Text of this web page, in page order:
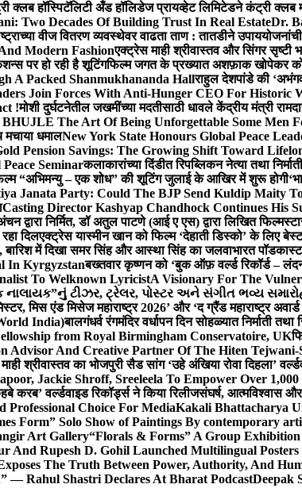
क्लब हॉस्पिटॅलिटी अँड हॉलिडेज प्रायव्हेट लिमिटेडने कंट्री क्लब
Two Decades Of Building Trust In Real EstateDr.
वीज वितरण व्यवस्थेवर वाढता ताण : तातडीने
Modern Fashionएक्ट्रेस माही श्रीवास्तव और सिंगर सृष्टी
पर हो रही है शूटिंगफिल्म जगत के प्रख्यात अशफ़ाक खोपेकर को
A Packed Shanmukhananda Hallराहुल देशपांडे की
Join Forces With Anti-Hunger CEO For Historic
!मोशी दुर्घटनेतील जखमींच्या मदतीसाठी धावले केंद्रीय मंत्री
The Art Of Being Unforgettable Some Men
मचाया धमालNew York State Honours Global Peace
Pension Savings: The Growing Shift Toward
Seminarकलाकारांच्या दिंडीत रिपब्लिकन नेत्या तथा
“अभिमन्यु – एक शोध” की शूटिंग जुलाई के आखिर में शुरू होगी
Janata Party: Could The BJP Send Kuldip Maity
Casting Director Kashyap Chandhock Continues His
द्वारा निर्मित, डॉ अतुल पाटणे (आई ए एस) द्वारा लिखित
दिलएक्ट्रेस यास्मीन खान को फिल्म ‘देहाती डिस्को’ के लिए
बारिश में दिखा समर सिंह और आस्था सिंह का जलवाभारत
In Kyrgyzstanबख्तवार कृष्णन को ‘बुक ऑफ़ वर्ल्ड रिकॉर्ड –
To Welknown LyricistA Visionary For The
ટીઝર, ટ્રેલર, પોસ્ટર અને સંગીત ભવ્ય
मिस एंड मिसेज महाराष्ट्र 2026’ और ‘द ग्रैंड महाराष्ट्र
India)बालगंधर्व रंगमंदिर वर्धापन दिन सोहळ्यात निर्माती
from Royal Birmingham Conservatoire, UK
Advisor And Creative Partner Of The Hiten Tejwani-
श्रीवास्तव का भोजपुरी सैड सांग ‘उहे अंखिया रोवा दिहला’
Jackie Shroff, Sreeleela To Empower Over
करब’ वर्ल्डवाइड रिकॉर्ड्स ने किया रिलीजसंघर्ष, आत्मविश्वास
Professional Choice For MediaKakali Bhattacharya
Form” Solo Show of Paintings By contemporary
Art Gallery“Florals & Forms” A Group
And Rupesh D. Gohil Launched Multilingual
The Truth Between Power, Authority, And
— Rahul Shastri Declares At Bharat PodcastDeepak